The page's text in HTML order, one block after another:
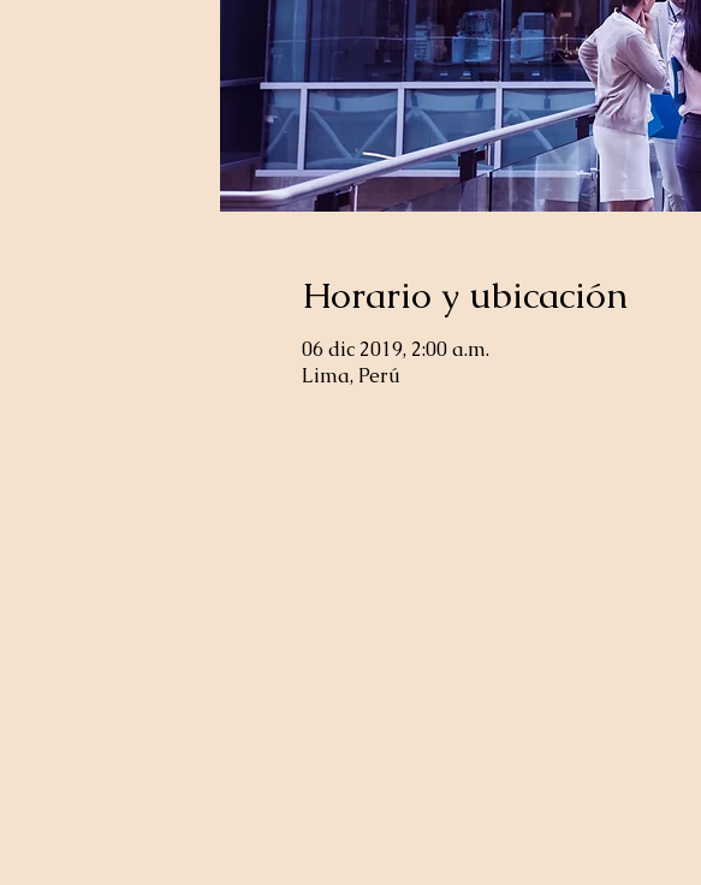
Horario y ubicación
06 dic 2019, 2:00 a.m.
Lima, Perú